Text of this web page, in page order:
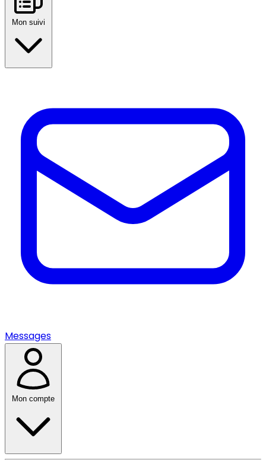
Mon suivi
Messages
Mon compte